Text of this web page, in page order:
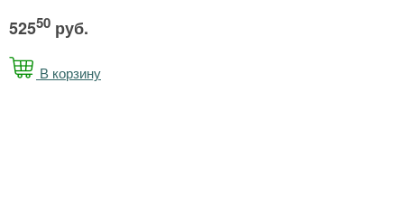
52550 руб.
В корзину